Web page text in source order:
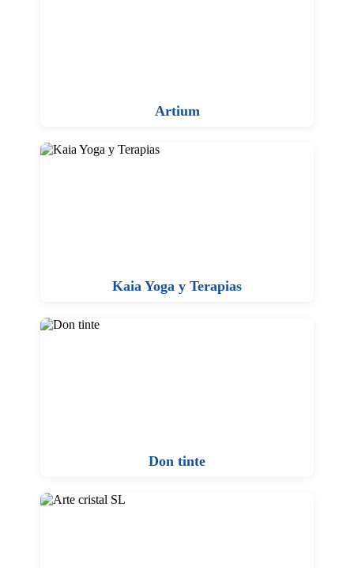
Artium
Kaia Yoga y Terapias
Don tinte